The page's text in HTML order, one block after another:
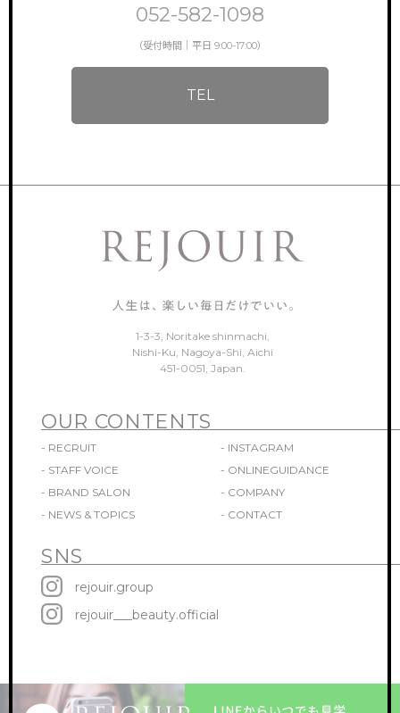
052-582-1098
（受付時間｜平日 9:00-17:00）
TEL
1-3-3, Noritake shinmachi,
Nishi-Ku, Nagoya-Shi, Aichi
451-0051, Japan.
OUR CONTENTS
- RECRUIT
- INSTAGRAM
- STAFF VOICE
- ONLINEGUIDANCE
- BRAND SALON
- COMPANY
- NEWS & TOPICS
- CONTACT
SNS
rejouir.group
rejouir___beauty.official